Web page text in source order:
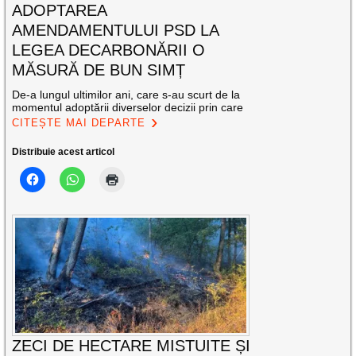
ADOPTAREA
AMENDAMENTULUI PSD LA
LEGEA DECARBONĂRII O
MĂSURĂ DE BUN SIMȚ
De-a lungul ultimilor ani, care s-au scurt de la
momentul adoptării diverselor decizii prin care
CITEȘTE MAI DEPARTE
Distribuie acest articol
ZECI DE HECTARE MISTUITE ȘI